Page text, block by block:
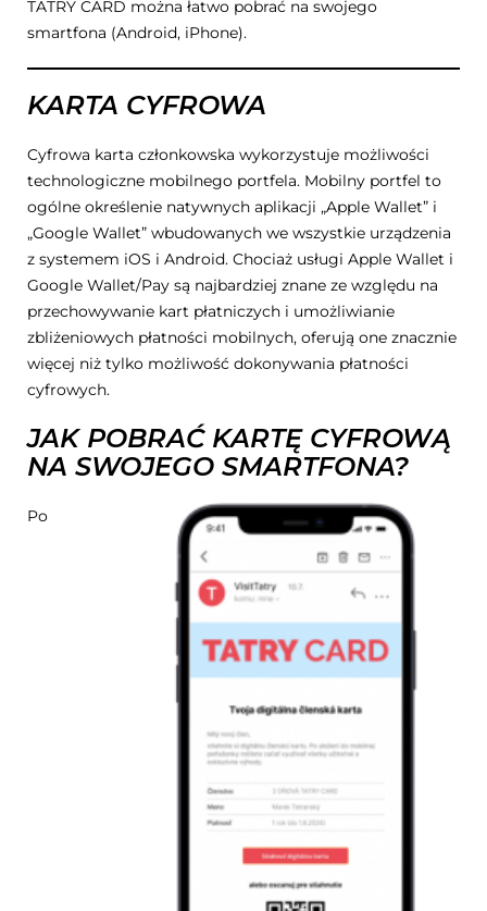
TATRY CARD można łatwo pobrać na swojego
smartfona (Android, iPhone).
KARTA CYFROWA
Cyfrowa karta członkowska wykorzystuje możliwości
technologiczne mobilnego portfela. Mobilny portfel to
ogólne określenie natywnych aplikacji „Apple Wallet” i
„Google Wallet” wbudowanych we wszystkie urządzenia
z systemem iOS i Android. Chociaż usługi Apple Wallet i
Google Wallet/Pay są najbardziej znane ze względu na
przechowywanie kart płatniczych i umożliwianie
zbliżeniowych płatności mobilnych, oferują one znacznie
więcej niż tylko możliwość dokonywania płatności
cyfrowych.
JAK POBRAĆ KARTĘ CYFROWĄ
NA SWOJEGO SMARTFONA?
Po